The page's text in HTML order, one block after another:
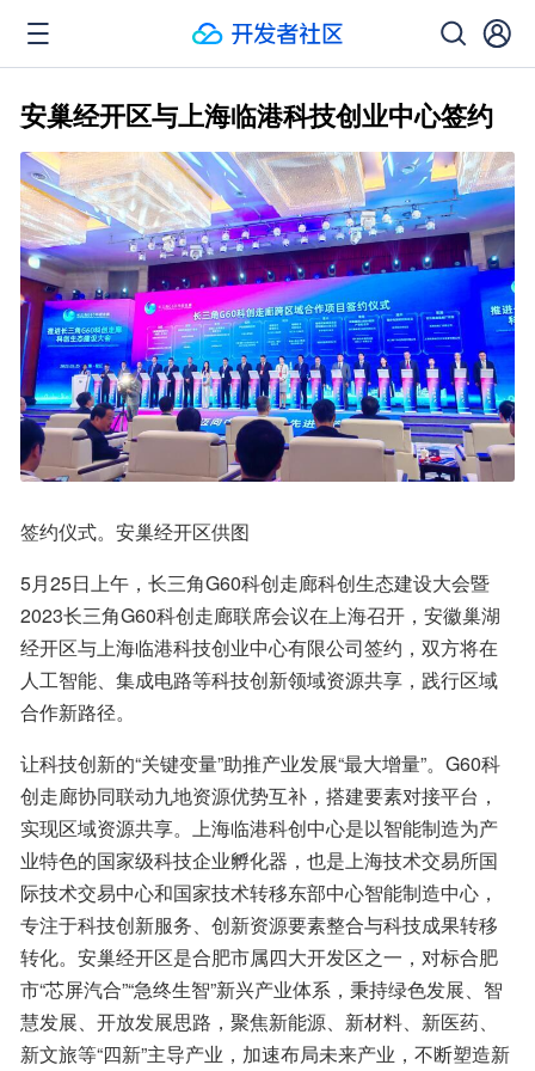
安巢经开区与上海临港科技创业中心签约
签约仪式。安巢经开区供图
5月25日上午，长三角G60科创走廊科创生态建设大会暨
2023长三角G60科创走廊联席会议在上海召开，安徽巢湖
经开区与上海临港科技创业中心有限公司签约，双方将在
人工智能、集成电路等科技创新领域资源共享，践行区域
合作新路径。
让科技创新的“关键变量”助推产业发展“最大增量”。G60科
创走廊协同联动九地资源优势互补，搭建要素对接平台，
实现区域资源共享。上海临港科创中心是以智能制造为产
业特色的国家级科技企业孵化器，也是上海技术交易所国
际技术交易中心和国家技术转移东部中心智能制造中心，
专注于科技创新服务、创新资源要素整合与科技成果转移
转化。安巢经开区是合肥市属四大开发区之一，对标合肥
市“芯屏汽合”“急终生智”新兴产业体系，秉持绿色发展、智
慧发展、开放发展思路，聚焦新能源、新材料、新医药、
新文旅等“四新”主导产业，加速布局未来产业，不断塑造新